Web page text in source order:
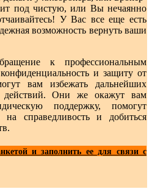
под чистую, или Вы нечаянно
У Вас все еще есть
возможность вернуть ваши
к профессиональным
и защиту от
вам избежать дальнейших
действий. Они же окажут вам
поддержку, помогут
на справедливость и добиться
и заполнить ее для связи с